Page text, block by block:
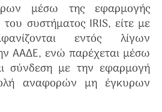
μέσω της εφαρμογής
του συστήματος IRIS, είτε με
εντός λίγων
ΑΑΔΕ, ενώ παρέχεται μέσω
σύνδεση με την εφαρμογή
αναφορών μη έγκυρων